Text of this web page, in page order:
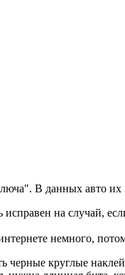
В данных авто их
на случай,
немного,
черные круглые